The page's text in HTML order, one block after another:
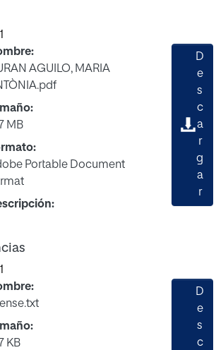
AGUILO, MARIA
MB
Portable Document
D
e
s
c
a
r
g
a
r
KB
D
e
s
c